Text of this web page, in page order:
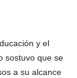
y el
sostuvo que se
a su alcance